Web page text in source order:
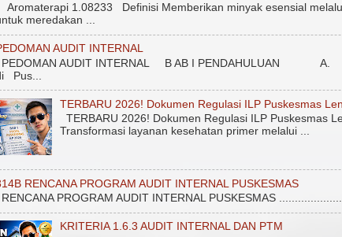
Aromaterapi 1.08233 Definisi Memberikan minyak esensial
meredakan ...
AUDIT INTERNAL
PEDOMAN AUDIT INTERNAL B AB I PENDAHULUAN A.
Pus...
TERBARU 2026! Dokumen Regulasi ILP Puskesmas
TERBARU 2026! Dokumen Regulasi ILP Puskesmas
Transformasi layanan kesehatan primer melalui ...
RENCANA PROGRAM AUDIT INTERNAL PUSKESMAS
RENCANA PROGRAM AUDIT INTERNAL PUSKESMAS
KRITERIA 1.6.3 AUDIT INTERNAL DAN PTM